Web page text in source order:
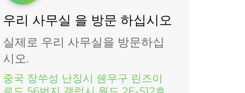
우리 사무실 을 방문 하십시오
실제로 우리 사무실을 방문하십
시오.
중국 장쑤성 난징시 쉔우구 린즈이